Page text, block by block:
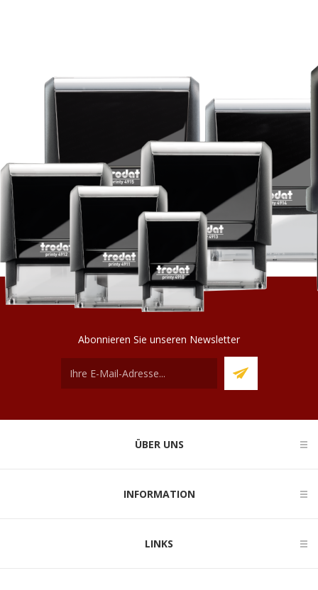
Abonnieren Sie unseren Newsletter
ÜBER UNS
INFORMATION
LINKS